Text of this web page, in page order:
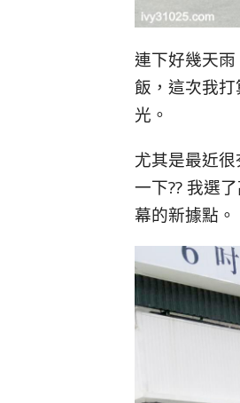
連下好幾天
飯，這次我
光。
尤其是最近
一下?? 我選
幕的新據點。